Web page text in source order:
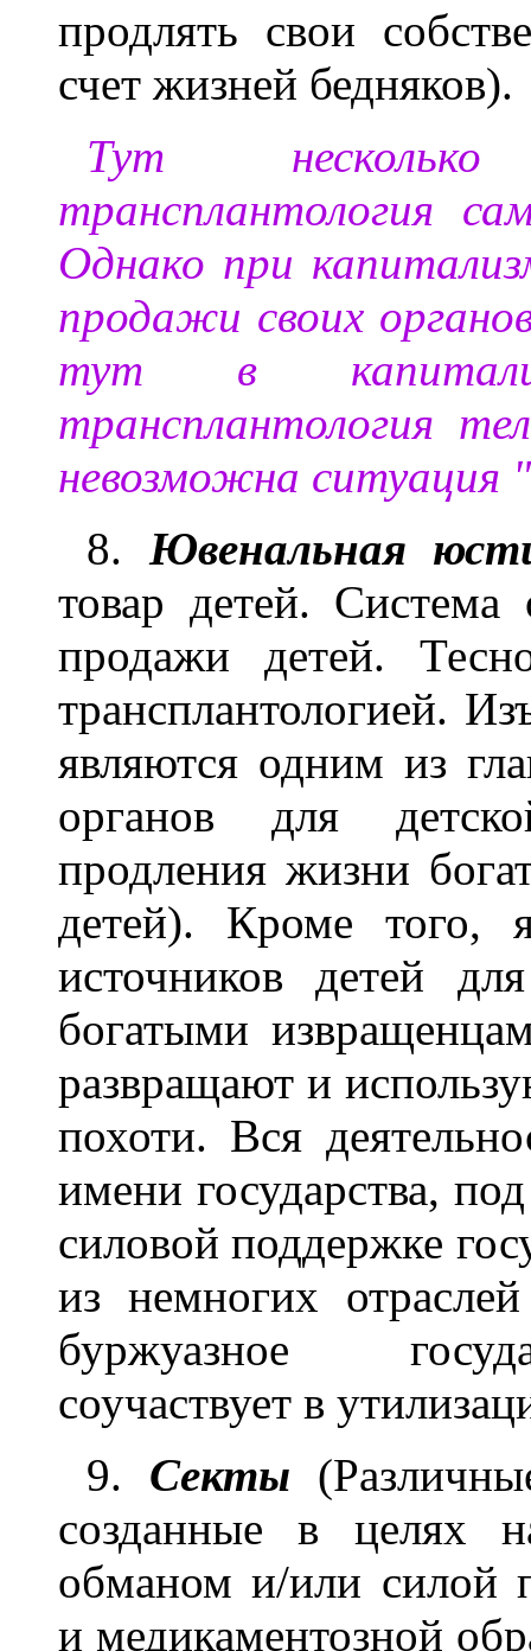
продлять свои
счет жизней бедняков).
Тут
трансплантология
Однако при
продажи своих
тут в
трансплантология
невозможна ситуация
8. Ювенальная
товар детей.
продажи детей.
трансплантологией.
являются одним из
органов для
продления жизни
детей). Кроме того,
источников детей
богатыми
развращают и
похоти. Вся
имени государства,
силовой поддержке
из немногих
буржуазное
соучаствует в
9. Секты
созданные в целях
обманом и/или силой
и медикаментозной